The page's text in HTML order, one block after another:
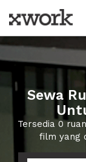
Sewa
Tersedia 0
film yang